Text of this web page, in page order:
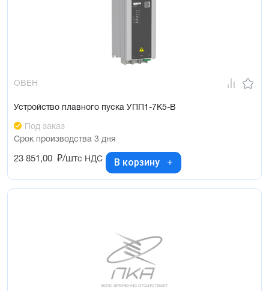
ОВЕН
Устройство плавного пуска УПП1-7К5-В
Под заказ
Срок производства 3 дня
23 851,00 ₽/штс НДС В корзину